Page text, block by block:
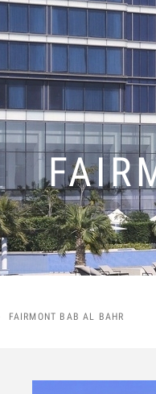
FAIRMONT BAB AL BAHR